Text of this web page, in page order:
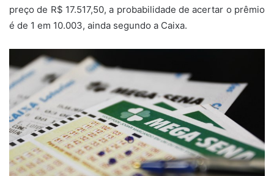
preço de R$ 17.517,50, a probabilidade de acertar o prêmio
é de 1 em 10.003, ainda segundo a Caixa.